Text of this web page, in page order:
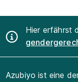
Hier erfährst
Azubiyo ist eine